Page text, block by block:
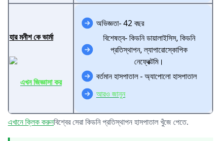
হার মনীশ কে ভার্মা
এখন জিজ্ঞাসা কর
অভিজ্ঞতা- 42 বছর
বিশেষত্ব- কিডনি ডায়ালাইসিস, কিডনি
প্রতিস্থাপন, ল্যাপারোস্কোপিক
নেফ্রেক্টমি।
বর্তমান হাসপাতাল - অ্যাপোলো হাসপাতাল
আরও জানুন
এখানে ক্লিক করুনবিশ্বের সেরা কিডনি প্রতিস্থাপন হাসপাতাল খুঁজে পেতে.